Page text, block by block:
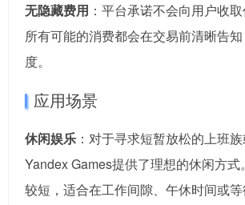
无隐藏费用 ：平台承诺不会向用户收
所有可能的消费都会在交易前清晰告
度。
应用场景
休闲娱乐 ：对于寻求短暂放松的上班族
Yandex Games提供了理想的休闲方式
较短，适合在工作间隙、午休时间或